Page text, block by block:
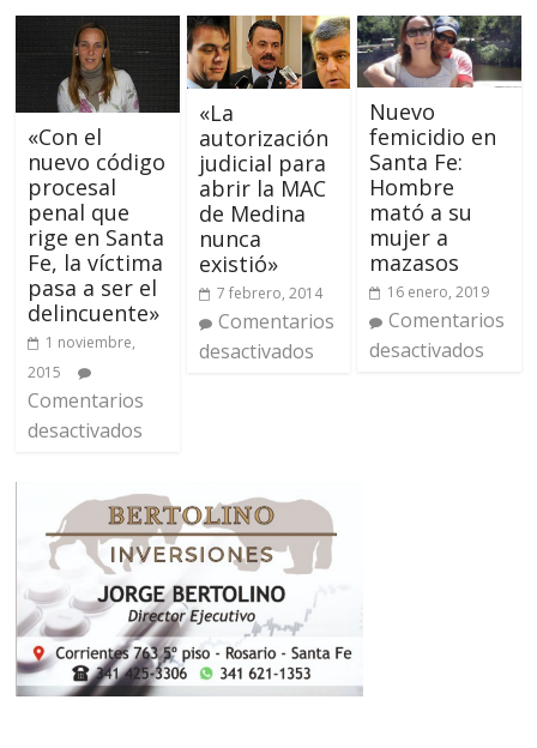
«Con el
nuevo código
procesal
penal que
rige en Santa
Fe, la víctima
pasa a ser el
delincuente»
1 noviembre,
2015
Comentarios
desactivados
«La
autorización
judicial para
abrir la MAC
de Medina
nunca
existió»
7 febrero, 2014
Comentarios
desactivados
Nuevo
femicidio en
Santa Fe:
Hombre
mató a su
mujer a
mazasos
16 enero, 2019
Comentarios
desactivados